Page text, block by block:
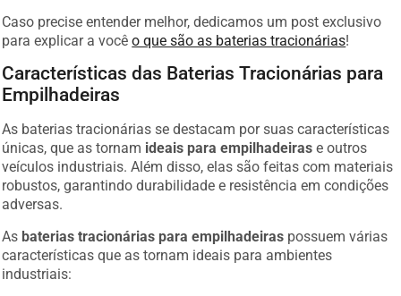
Caso precise entender melhor, dedicamos um post exclusivo
para explicar a vocêo que são as baterias tracionárias!
Características das Baterias Tracionárias para
Empilhadeiras
As baterias tracionárias se destacam por suas características
únicas, que as tornam ideais para empilhadeiras e outros
veículos industriais. Além disso, elas são feitas com materiais
robustos, garantindo durabilidade e resistência em condições
adversas.
As baterias tracionárias para empilhadeiras possuem várias
características que as tornam ideais para ambientes
industriais: